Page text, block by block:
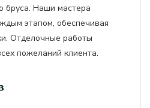
бруса. Наши мастера
этапом, обеспечивая
Отделочные работы
пожеланий клиента.